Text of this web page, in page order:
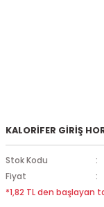
KALORİFER GİRİŞ
Stok Kodu
Fiyat
*1,82 TL den başlayan